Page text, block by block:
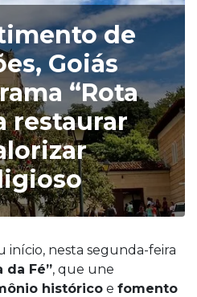
de
Goiás
“Rota
restaurar
início, nesta segunda-feira
da Fé”, que une
histórico e fomento